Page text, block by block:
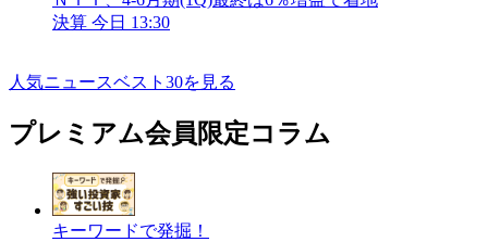
決算 今日 13:30
人気ニュースベスト30を見る
プレミアム会員限定コラム
キーワードで発掘！